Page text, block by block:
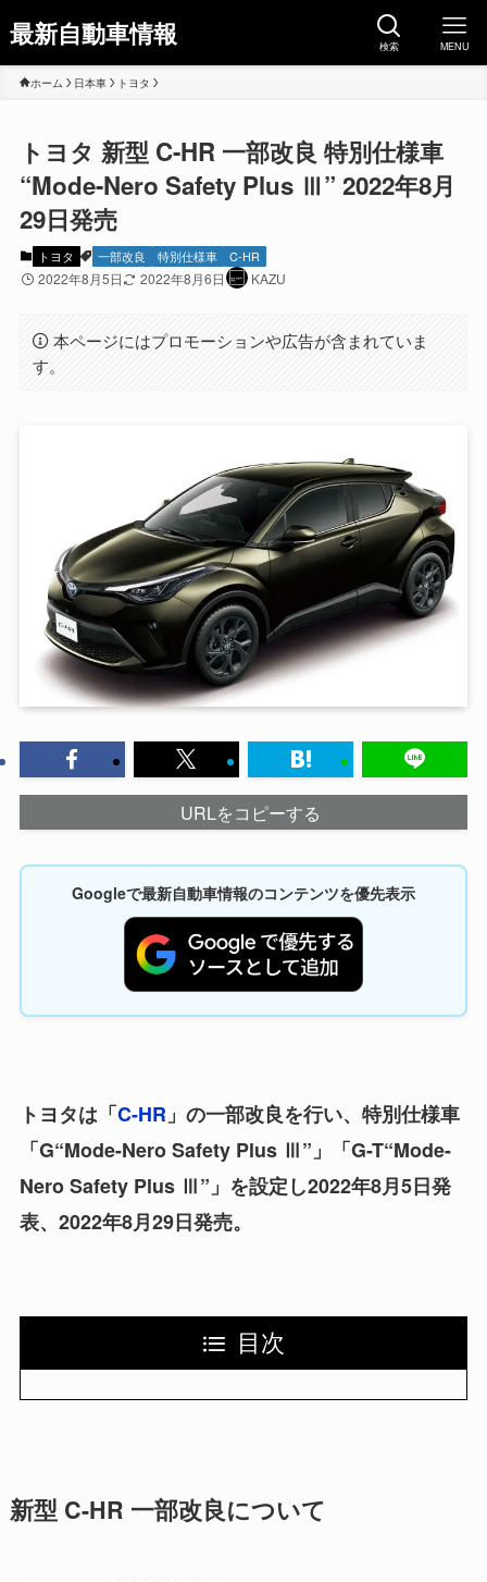
最新自動車情報 検索 MENU
ホーム 日本車 トヨタ
トヨタ 新型 C-HR 一部改良 特別仕様車
“Mode-Nero Safety Plus Ⅲ” 2022年8月
29日発売
トヨタ 一部改良 特別仕様車 C-HR
2022年8月5日 2022年8月6日 KAZU
本ページにはプロモーションや広告が含まれていま
す。
URLをコピーする
Googleで最新自動車情報のコンテンツを優先表示
トヨタは「C-HR 」の一部改良を行い、特別仕様車
「G“Mode-Nero Safety Plus Ⅲ”」「G-T“Mode-
Nero Safety Plus Ⅲ”」を設定し2022年8月5日発
表、2022年8月29日発売。
目次
新型 C-HR 一部改良について